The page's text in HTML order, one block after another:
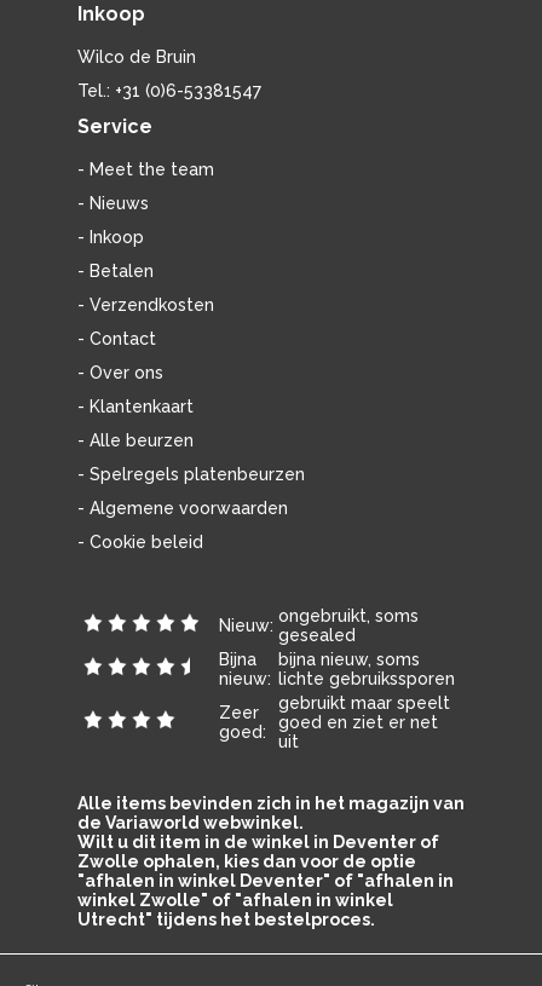
Inkoop
Wilco de Bruin
Tel.: +31 (0)6-53381547
Service
- Meet the team
- Nieuws
- Inkoop
- Betalen
- Verzendkosten
- Contact
- Over ons
- Klantenkaart
- Alle beurzen
- Spelregels platenbeurzen
- Algemene voorwaarden
- Cookie beleid
Nieuw: ongebruikt, soms
gesealed
Bijna
nieuw:
bijna nieuw, soms
lichte gebruikssporen
Zeer
goed:
gebruikt maar speelt
goed en ziet er net
uit
Alle items bevinden zich in het magazijn van
de Variaworld webwinkel.
Wilt u dit item in de winkel in Deventer of
Zwolle ophalen, kies dan voor de optie
"afhalen in winkel Deventer" of "afhalen in
winkel Zwolle" of "afhalen in winkel
Utrecht" tijdens het bestelproces.